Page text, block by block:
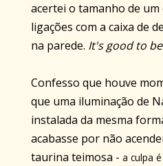
acertei o tamanho de um
ligações com a caixa de
na parede. It's good to
Confesso que houve
que uma iluminação de
instalada da mesma
acabasse por não
taurina teimosa - a culpa